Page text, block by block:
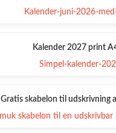
Kalender 2027 print
Gratis skabelon til udskrivning